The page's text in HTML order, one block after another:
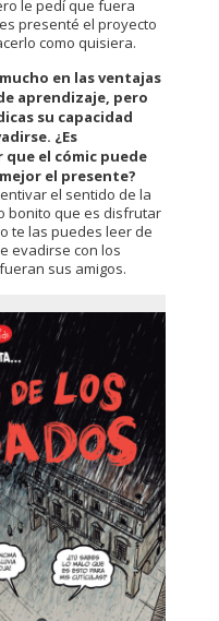
le pedí que fuera
presenté el proyecto
como quisiera.
en las ventajas
aprendizaje, pero
su capacidad
¿Es
el cómic puede
el presente?
el sentido de la
bonito que es disfrutar
te las puedes leer de
evadirse con los
sus amigos.